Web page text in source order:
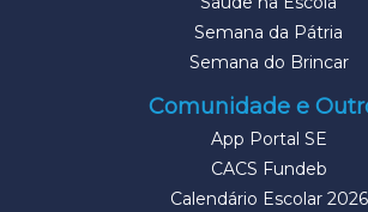
Semana da Pátria
Semana do Brincar
Comunidade e
App Portal SE
CACS Fundeb
Calendário Escolar 2026